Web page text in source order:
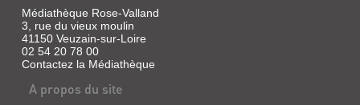
une
compagne.
Ensemble,
ils
ressuscitent
jeune
femme
passer
ses
collègues
pour
de
gardiens
de
Médiathèque Rose-Valland
3, rue du vieux moulin
41150 Veuzain-sur-Loire
02 54 20 78 00
Contactez la Médiathèque
A propos du site